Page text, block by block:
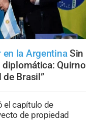
en la Argentina Sin
Quirno
Brasil”
el capítulo de
de propiedad